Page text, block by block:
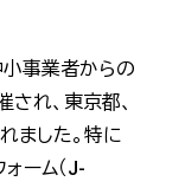
小事業者からの
れ、東京都、
ました。特に
ーム（J-